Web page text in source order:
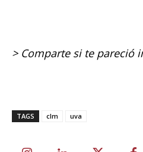
> Comparte si te pareció
TAGS clm uva